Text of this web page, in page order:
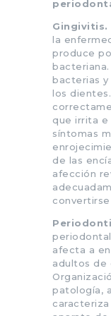
Gingivitis.
la
produce
bacterias y
los
que irrita e
síntomas
de las
afección
afecta a
adultos de
patología,